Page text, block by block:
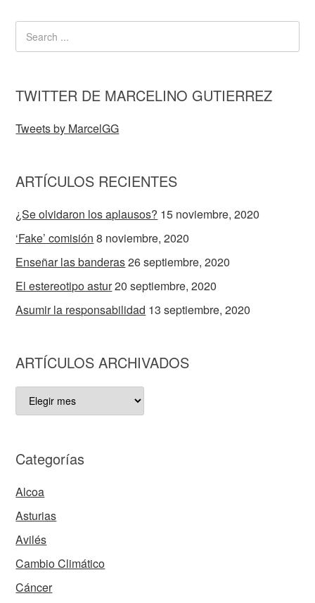
TWITTER DE MARCELINO GUTIERREZ
Tweets by MarcelGG
ARTÍCULOS RECIENTES
¿Se olvidaron los aplausos? 15 noviembre, 2020
‘Fake’ comisión 8 noviembre, 2020
Enseñar las banderas26 septiembre, 2020
El estereotipo astur20 septiembre, 2020
Asumir la responsabilidad 13 septiembre, 2020
ARTÍCULOS ARCHIVADOS
ARTÍCULOS
ARCHIVADOS
Categorías
Alcoa
Asturias
Avilés
Cambio Climático
Cáncer